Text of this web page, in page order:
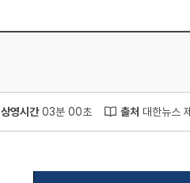
상영시간03분 00초 출처 대한뉴스